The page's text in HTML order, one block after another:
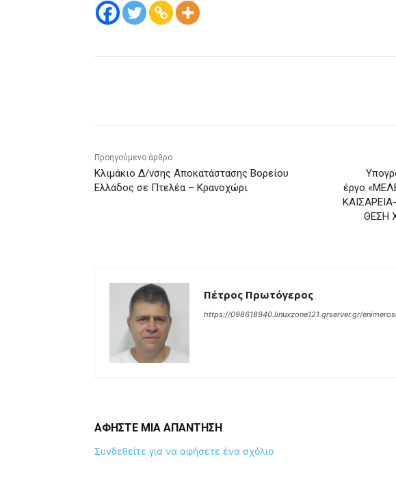
Προηγούμενο άρθρο
Κλιμάκιο Δ/νσης Αποκατάστασης Βορείου
Ελλάδος σε Πτελέα – Κρανοχώρι
έργο
ΘΕΣΗ
Πέτρος Πρωτόγερος
https://098618940.linuxzone121.grserver.gr/
ΑΦΗΣΤΕ ΜΙΑ ΑΠΑΝΤΗΣΗ
Συνδεθείτε για να αφήσετε ένα σχόλιο